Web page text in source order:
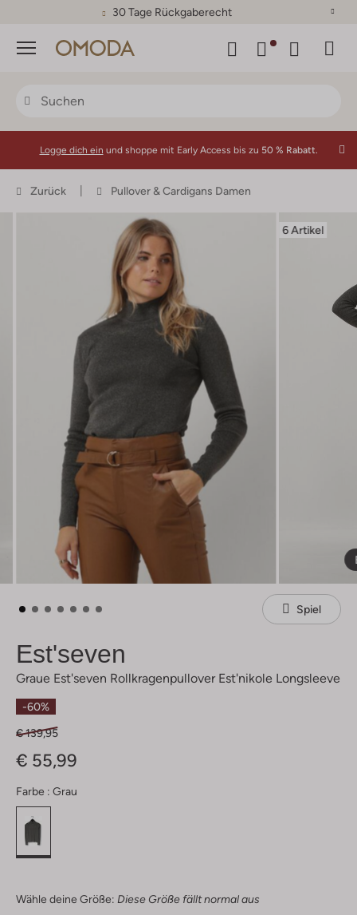
30 Tage Rückgaberecht
Menü
Logge dich ein und shoppe mit Early Access bis zu 50 % Rabatt.
Zurück Pullover & Cardigans Damen
6 Artikel
Spiel
Est'seven
Graue Est'seven Rollkragenpullover Est'nikole Longsleeve
-60%
€ 139,95
€ 55,99
Farbe : Grau
Wähle deine Größe: Diese Größe fällt normal aus